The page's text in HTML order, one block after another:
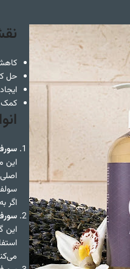
حل
کمک
این
اگر
این